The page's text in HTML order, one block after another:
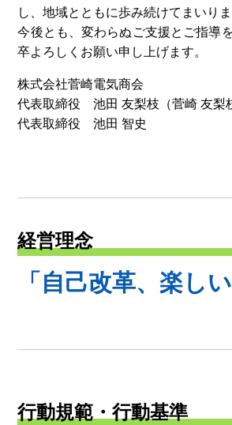
し、地域とともに歩み続けてまいりま
今後とも、変わらぬご支援とご指導
卒よろしくお願い申し上げます。
株式会社菅崎電気商会
代表取締役 池田 友梨枝（菅崎 友梨
代表取締役 池田 智史
経営理念
「自己改革、楽しい
行動規範・行動基準